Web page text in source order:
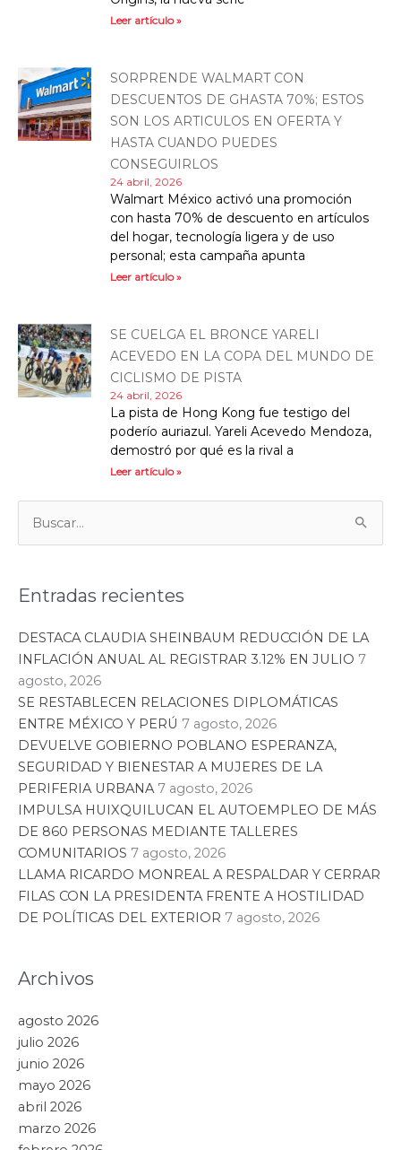
Leer artículo »
SORPRENDE WALMART CON
DESCUENTOS DE GHASTA 70%; ESTOS
SON LOS ARTICULOS EN OFERTA Y
HASTA CUANDO PUEDES
CONSEGUIRLOS
24 abril, 2026
Walmart México activó una promoción
con hasta 70% de descuento en artículos
del hogar, tecnología ligera y de uso
personal; esta campaña apunta
Leer artículo »
SE CUELGA EL BRONCE YARELI
ACEVEDO EN LA COPA DEL MUNDO DE
CICLISMO DE PISTA
24 abril, 2026
La pista de Hong Kong fue testigo del
poderío auriazul. Yareli Acevedo Mendoza,
demostró por qué es la rival a
Leer artículo »
Buscar:
Entradas recientes
DESTACA CLAUDIA SHEINBAUM REDUCCIÓN DE LA
INFLACIÓN ANUAL AL REGISTRAR 3.12% EN JULIO 7
agosto, 2026
SE RESTABLECEN RELACIONES DIPLOMÁTICAS
ENTRE MÉXICO Y PERÚ 7 agosto, 2026
DEVUELVE GOBIERNO POBLANO ESPERANZA,
SEGURIDAD Y BIENESTAR A MUJERES DE LA
PERIFERIA URBANA 7 agosto, 2026
IMPULSA HUIXQUILUCAN EL AUTOEMPLEO DE MÁS
DE 860 PERSONAS MEDIANTE TALLERES
COMUNITARIOS 7 agosto, 2026
LLAMA RICARDO MONREAL A RESPALDAR Y CERRAR
FILAS CON LA PRESIDENTA FRENTE A HOSTILIDAD
DE POLÍTICAS DEL EXTERIOR 7 agosto, 2026
Archivos
agosto 2026
julio 2026
junio 2026
mayo 2026
abril 2026
marzo 2026